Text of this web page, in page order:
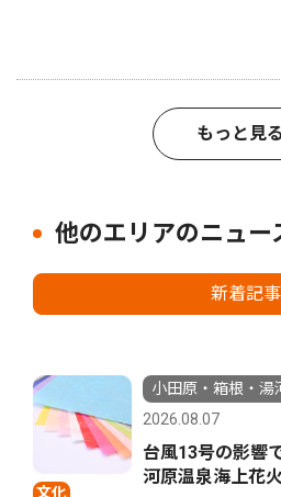
もっと見る
他のエリアのニュー
新着記事
文化
小田原・箱根・湯
2026.08.07
台風13号の影響
河原温泉海上花